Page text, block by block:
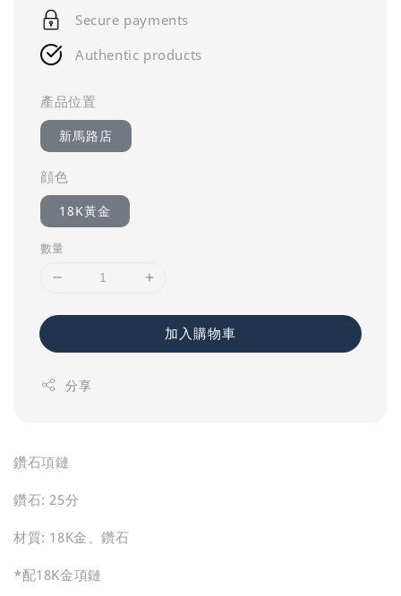
Secure payments
Authentic products
產品位置
新馬路店
顔色
18K黃金
數量
加入購物車
分享
鑽石項鏈
鑽石: 25分
材質: 18K金、鑽石
*配18K金項鏈